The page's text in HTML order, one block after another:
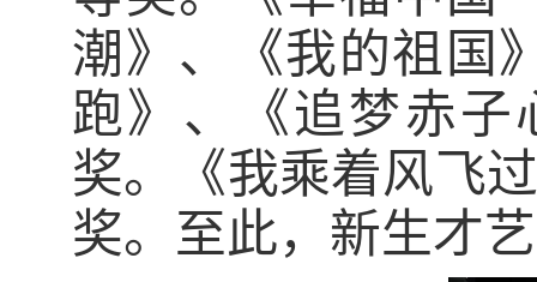
潮》、《我的祖国
跑》、《追梦赤子
奖。《我乘着风飞
奖。至此，新生才